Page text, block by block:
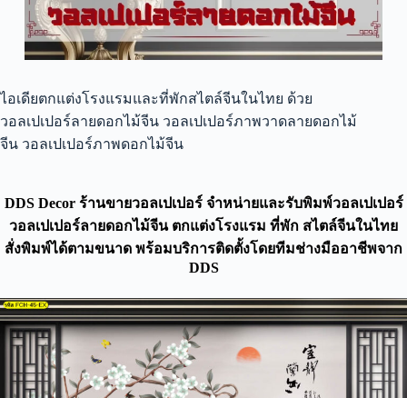
ไอเดียตกแต่งโรงแรมและที่พักสไตล์จีนในไทย ด้วย
วอลเปเปอร์ลายดอกไม้จีน วอลเปเปอร์ภาพวาดลายดอกไม้
จีน วอลเปเปอร์ภาพดอกไม้จีน
DDS Decor ร้านขายวอลเปเปอร์ จำหน่ายและรับพิมพ์วอลเปเปอร์
วอลเปเปอร์ลายดอกไม้จีน ตกแต่งโรงแรม ที่พัก สไตล์จีนในไทย
สั่งพิมพ์ได้ตามขนาด พร้อมบริการติดตั้งโดยทีมช่างมืออาชีพจาก
DDS